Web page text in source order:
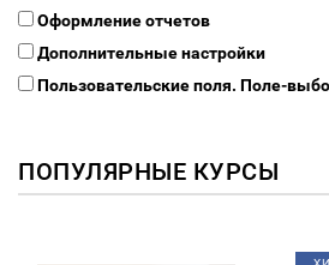
Оформление отчетов
Дополнительные настройки
Пользовательские поля. Поле-
ПОПУЛЯРНЫЕ КУРСЫ